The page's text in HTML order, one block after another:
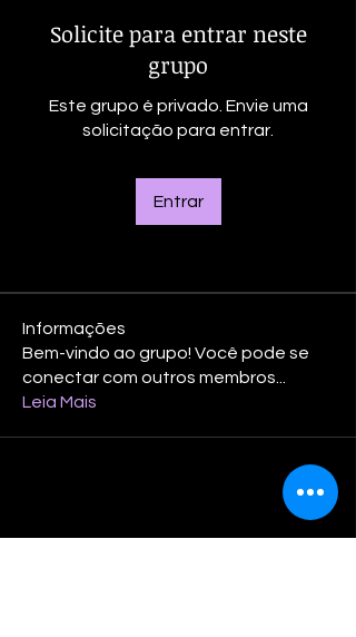
Solicite para entrar neste
grupo
Este grupo é privado. Envie uma
solicitação para entrar.
Entrar
Informações
Bem-vindo ao grupo! Você pode se
conectar com outros membros
Leia Mais